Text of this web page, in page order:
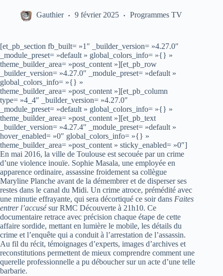
Gauthier 9 février 2025 Programmes TV
[et_pb_section fb_built= »1″ _builder_version= »4.27.0″
_module_preset= »default » global_colors_info= »{} »
theme_builder_area= »post_content »][et_pb_row
_builder_version= »4.27.0″ _module_preset= »default »
global_colors_info= »{} »
theme_builder_area= »post_content »][et_pb_column
type= »4_4″ _builder_version= »4.27.0″
_module_preset= »default » global_colors_info= »{} »
theme_builder_area= »post_content »][et_pb_text
_builder_version= »4.27.4″ _module_preset= »default »
hover_enabled= »0″ global_colors_info= »{} »
theme_builder_area= »post_content » sticky_enabled= »0″]
En mai 2016, la ville de Toulouse est secouée par un crime
d’une violence inouïe. Sophie Masala, une employée en
apparence ordinaire, assassine froidement sa collègue
Maryline Planche avant de la démembrer et de disperser ses
restes dans le canal du Midi. Un crime atroce, prémédité avec
une minutie effrayante, qui sera décortiqué ce soir dans Faites
entrer l’accusésur RMC Découverte à 21h10. Ce
documentaire retrace avec précision chaque étape de cette
affaire sordide, mettant en lumière le mobile, les détails du
crime et l’enquête qui a conduit à l’arrestation de l’assassin.
Au fil du récit, témoignages d’experts, images d’archives et
reconstitutions permettent de mieux comprendre comment une
querelle professionnelle a pu déboucher sur un acte d’une telle
barbarie.